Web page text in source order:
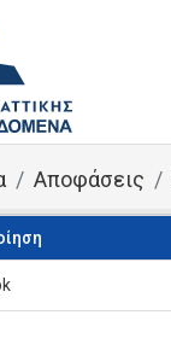
Αποφάσεις